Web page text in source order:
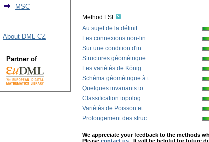
Method LSI
Au sujet de la définit...
Les connexions non-lin...
Sur une condition d'in...
Structures géométrique...
Les variétés de König ...
Schéma géométrique à t...
Quelques invariants to...
Classification topolog...
Variétés de Poisson et...
Prolongement des struc...
We appreciate your feedback to the methods
Please contact us . It will be helpful for future
MSC
About DML-CZ
Partner of